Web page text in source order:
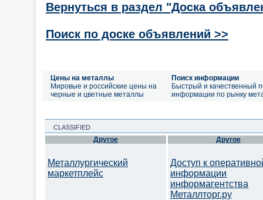
Вернуться в раздел "Доска
Поиск по доске объявлений >>
Цены на металлы
Мировые и российские цены на
черные и цветные металлы
Поиск информации
Быстрый и качественный
информации по рынку
CLASSIFIED
Другое
Металлургический
маркетплейс
Другое
Доступ к
информации
информагентства
Металлторг.ру